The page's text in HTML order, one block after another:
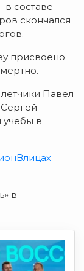
в составе
скончался
присвоено
Павел
учебы в
в